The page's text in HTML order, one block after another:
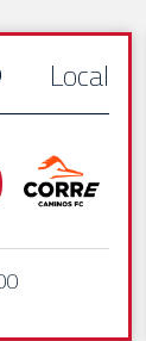
Local